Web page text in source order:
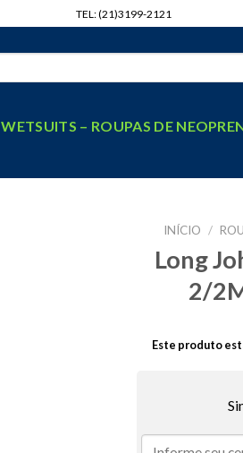
TEL: (21)3199-2121
WETSUITS – ROUPAS DE
INÍCIO /
Long
2/
Este produto